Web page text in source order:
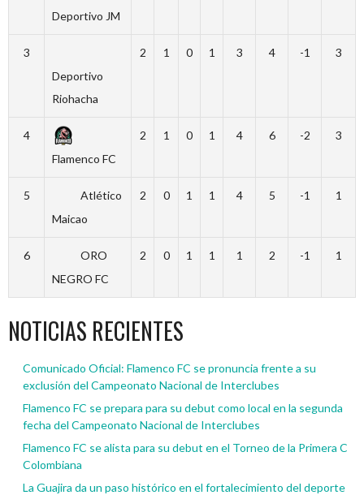
Deportivo JM
3
Deportivo
Riohacha
2 1 0 1 3 4 -1 3
4
Flamenco FC
2 1 0 1 4 6 -2 3
5
Atlético
Maicao
2 0 1 1 4 5 -1 1
6
ORO
NEGRO FC
2 0 1 1 1 2 -1 1
NOTICIAS RECIENTES
Comunicado Oficial: Flamenco FC se pronuncia frente a su
exclusión del Campeonato Nacional de Interclubes
Flamenco FC se prepara para su debut como local en la segunda
fecha del Campeonato Nacional de Interclubes
Flamenco FC se alista para su debut en el Torneo de la Primera C
Colombiana
La Guajira da un paso histórico en el fortalecimiento del deporte